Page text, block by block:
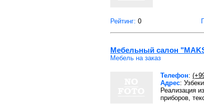
Рейтинг: 0
Мебельный салон
Мебель на заказ
Телефон:
Адрес:
Реализация
приборов,